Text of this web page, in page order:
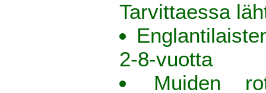
Tarvittaessa
2-8-vuotta
Muiden